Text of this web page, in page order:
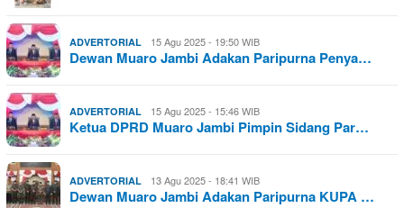
ADVERTORIAL 15 Agu 2025 - 19:50 WIB
Dewan Muaro Jambi Adakan Paripurna Penya…
ADVERTORIAL 15 Agu 2025 - 15:46 WIB
Ketua DPRD Muaro Jambi Pimpin Sidang Par…
ADVERTORIAL 13 Agu 2025 - 18:41 WIB
Dewan Muaro Jambi Adakan Paripurna KUPA …